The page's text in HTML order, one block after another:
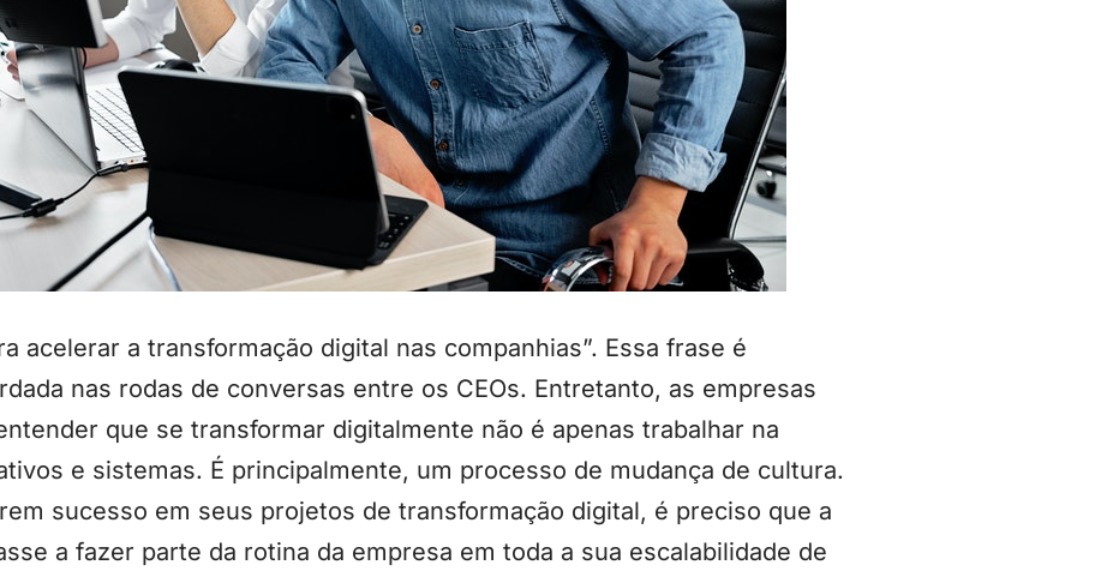
acelerar a transformação digital nas companhias”. Essa frase é
nas rodas de conversas entre os CEOs. Entretanto, as empresas
que se transformar digitalmente não é apenas trabalhar na
e sistemas. É principalmente, um processo de mudança de cultura.
sucesso em seus projetos de transformação digital, é preciso que a
a fazer parte da rotina da empresa em toda a sua escalabilidade de